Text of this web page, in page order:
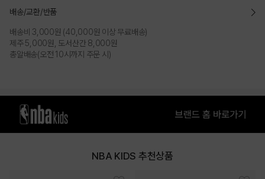
NBA키즈 입학용 샤이닝 키즈 책가방 세트 (여아용)
(K261AB600P)
배송/교환/반품
배송비 3,000원 (40,000원 이상 무료배송)
제주 5,000원, 도서산간 8,000원
총알배송(오전 10시까지 주문 시)
NBA KIDS 추천상품